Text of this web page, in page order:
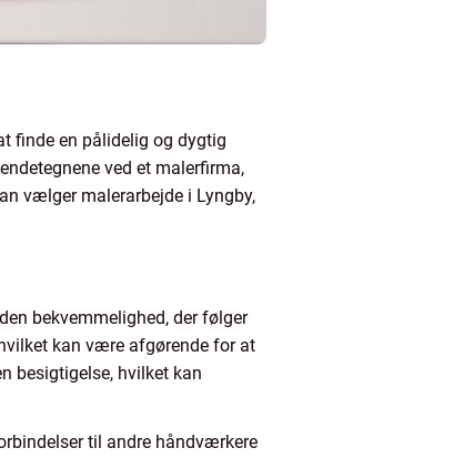
finde en pålidelig og dygtig
ved et malerfirma,
vælger malerarbejde i Lyngby,
bekvemmelighed, der følger
kan være afgørende for at
besigtigelse, hvilket kan
til andre håndværkere